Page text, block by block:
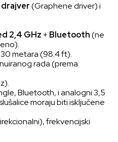
(Graphene driver) i
2,4 GHz + Bluetooth(ne
metara (98.4 ft).
rada (prema
Bluetooth, i analogni 3,5
moraju biti isključene
frekvencijski